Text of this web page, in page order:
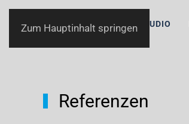
Zum Hauptinhalt springen
WAVELAND TONSTUDIO
Referenzen